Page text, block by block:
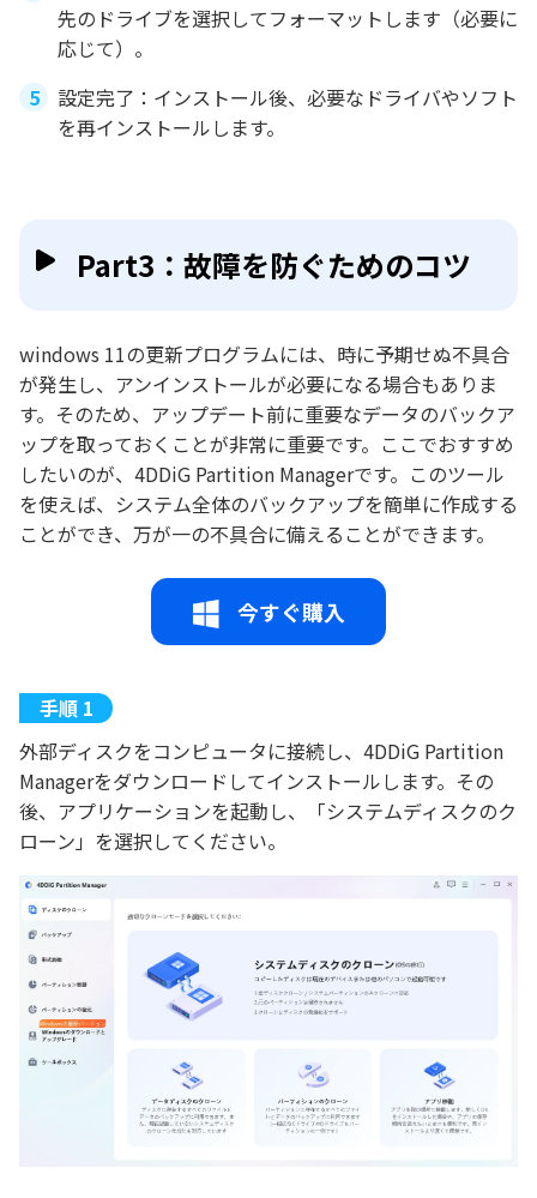
先のドライブを選択してフォーマットします（必要に
応じて）。
設定完了：インストール後、必要なドライバやソフト
を再インストールします。
Part3：故障を防ぐためのコツ
windows 11の更新プログラムには、時に予期せぬ不具合
が発生し、アンインストールが必要になる場合もありま
す。そのため、アップデート前に重要なデータのバックア
ップを取っておくことが非常に重要です。ここでおすすめ
したいのが、4DDiG Partition Managerです。このツール
を使えば、システム全体のバックアップを簡単に作成する
ことができ、万が一の不具合に備えることができます。
今すぐ購入
外部ディスクをコンピュータに接続し、4DDiG Partition
Managerをダウンロードしてインストールします。その
後、アプリケーションを起動し、「システムディスクのク
ローン」を選択してください。